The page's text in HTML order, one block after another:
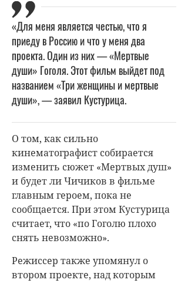
«Для меня является честью, что я
приеду в Россию и что у меня два
проекта. Один из них — «Мертвые
души» Гоголя. Этот фильм выйдет под
названием «Три женщины и мертвые
души», — заявил Кустурица.
О том, как сильно
кинематографист собирается
изменить сюжет «Мертвых душ»
и будет ли Чичиков в фильме
главным героем, пока не
сообщается. При этом Кустурица
считает, что «по Гоголю плохо
снять невозможно».
Режиссер также упомянул о
втором проекте, над которым